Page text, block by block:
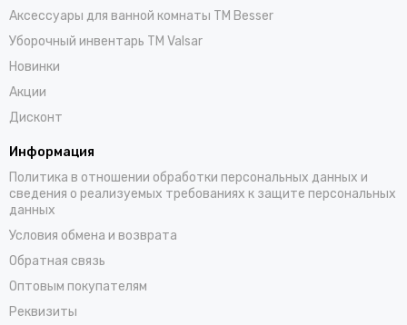
Аксессуары для ванной комнаты TM Besser
Уборочный инвентарь TM Valsar
Новинки
Акции
Дисконт
Информация
Политика в отношении обработки персональных данных и
сведения о реализуемых требованиях к защите персональных
данных
Условия обмена и возврата
Обратная связь
Оптовым покупателям
Реквизиты